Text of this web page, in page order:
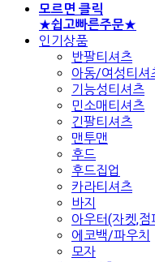
모르면 클릭
★쉽고빠른주문★
인기상품
반팔티셔츠
아동/여성티셔
기능성티셔츠
민소매티셔츠
긴팔티셔츠
맨투맨
후드
후드집업
카라티셔츠
바지
아우터(자켓,점
에코백/파우치
모자